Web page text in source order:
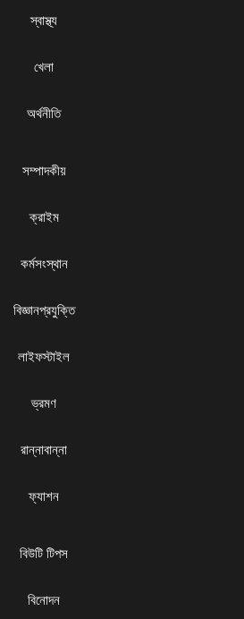
স্বাস্থ্য
খেলা
অর্থনীতি
সম্পাদকীয়
ক্রাইম
কর্মসংস্থান
বিজ্ঞানপ্রযুক্তি
লাইফস্টাইল
ভ্রমণ
রান্নাবান্না
ফ্যাশন
বিউটি টিপস
বিনোদন